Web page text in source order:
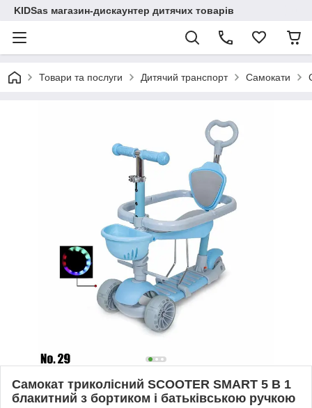
KIDSas магазин-дискаунтер дитячих товарів
Товари та послуги Дитячий транспорт Самокати
Самокат триколісний SCOOTER SMART 5 В 1
блакитний з бортиком і батьківською ручкою